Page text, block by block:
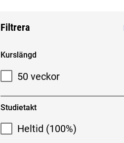
Filtrera
Filtrera sökresultat
Kurslängd
50 veckor
Studietakt
Heltid (100%)